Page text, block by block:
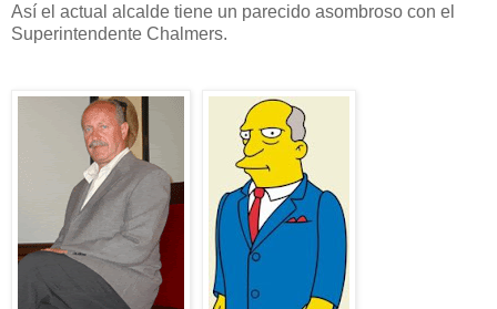
Así el actual alcalde tiene un parecido asombroso con el
Superintendente Chalmers.